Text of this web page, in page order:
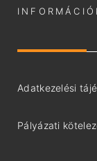
Adatkezelési
Pályázati